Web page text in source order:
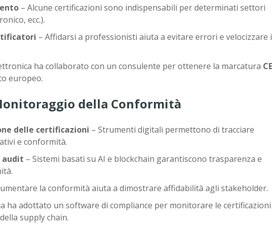
– Alcune certificazioni sono indispensabili per determinati settori
ecc.).
– Affidarsi a professionisti aiuta a evitare errori e velocizzare
ha collaborato con un consulente per ottenere la marcatura CE
europeo.
della Conformità
delle certificazioni – Strumenti digitali permettono di tracciare
e conformità.
audit – Sistemi basati su AI e blockchain garantiscono trasparenza e
la conformità aiuta a dimostrare affidabilità agli stakeholder.
ha adottato un software di compliance per monitorare le certificazioni
supply chain.